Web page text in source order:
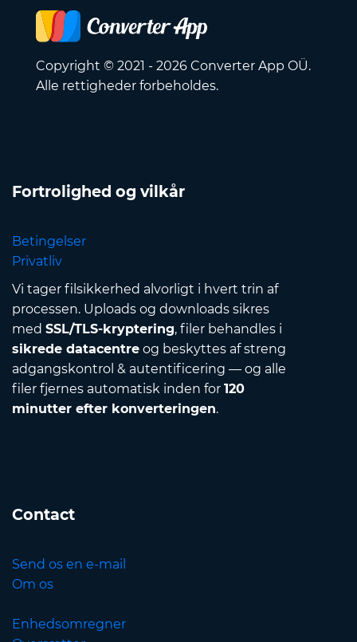
Copyright © 2021 - 2026 Converter App OÜ.
Alle rettigheder forbeholdes.
Fortrolighed og vilkår
Betingelser
Privatliv
Vi tager filsikkerhed alvorligt i hvert trin af
processen. Uploads og downloads sikres
med SSL/TLS-kryptering, filer behandles i
sikrede datacentre og beskyttes af streng
adgangskontrol & autentificering — og alle
filer fjernes automatisk inden for 120
minutter efter konverteringen.
Contact
Send os en e-mail
Om os
Enhedsomregner